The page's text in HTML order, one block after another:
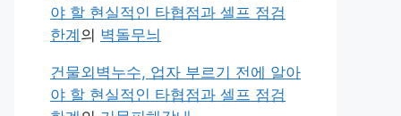
야 할 현실적인 타협점과 셀프 점검
한계 의 벽돌무늬
건물외벽누수, 업자 부르기 전에 알아
야 할 현실적인 타협점과 셀프 점검